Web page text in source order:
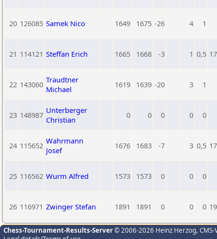
20 126085 Samek Nico 1649 1675 -26 4 1
21 114121 Steffan Erich 1665 1668 -3 1 0,5
22 143060 Traudtner
Michael
1619 1639 -20 3 1
23 148987 Unterberger
Christian
0 0 0 0 0
24 115652 Wahrmann
Josef
1676 1683 -7 3 0,5
25 116562 Wurm Alfred 1573 1573 0 0 0
26 116971 Zwinger Stefan 1891 1891 0 0 0
Chess-Tournament-Results-Server© 2006-2026 Heinz Herzog,